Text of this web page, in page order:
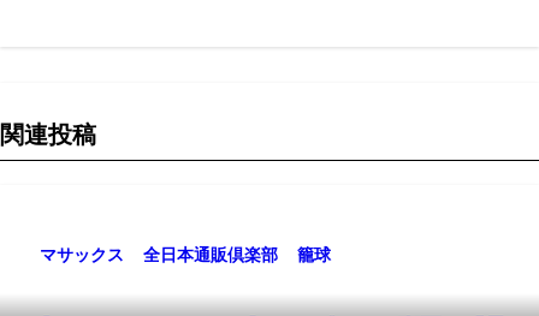
ー
シ
ン
関連投稿
マサックス 全日本通販倶楽部 籠球